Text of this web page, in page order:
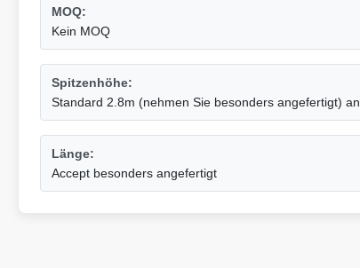
MOQ:
Kein MOQ
Spitzenhöhe:
Standard 2.8m (nehmen Sie besonders angefertigt) an
Länge:
Accept besonders angefertigt